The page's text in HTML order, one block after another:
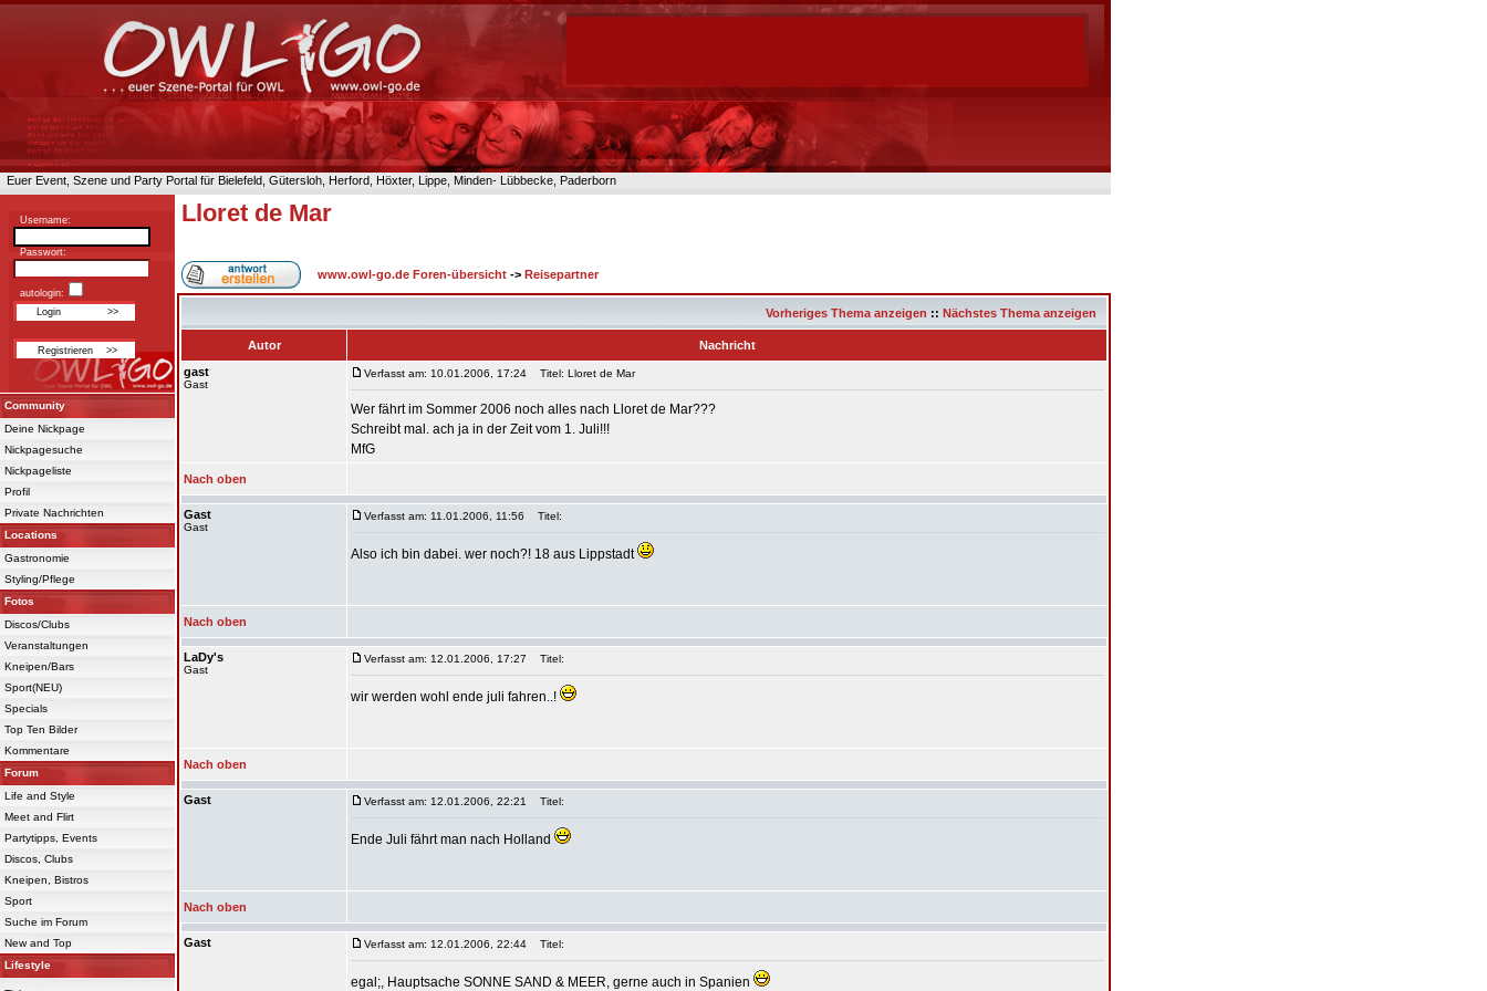
Euer Event, Szene und Party Portal für Bielefeld, Gütersloh, Herford, Höxter, Lippe, Minden- Lübbecke, Paderborn
Username:
Passwort:
autologin:
Community
Deine Nickpage
Nickpagesuche
Nickpageliste
Profil
Private Nachrichten
Locations
Gastronomie
Styling/Pflege
Fotos
Discos/Clubs
Veranstaltungen
Kneipen/Bars
Sport(NEU)
Specials
Top Ten Bilder
Kommentare
Forum
Life and Style
Meet and Flirt
Partytipps, Events
Discos, Clubs
Kneipen, Bistros
Sport
Suche im Forum
New and Top
Lifestyle
Lloret de Mar
www.owl-go.de Foren-übersicht -> Reisepartner
Vorheriges Thema anzeigen :: Nächstes Thema anzeigen
Autor
Nachricht
gast
Gast
Verfasst am: 10.01.2006, 17:24 Titel: Lloret de Mar
Wer fährt im Sommer 2006 noch alles nach Lloret de Mar???
Schreibt mal. ach ja in der Zeit vom 1. Juli!!!
MfG
Nach oben
Gast
Gast
Verfasst am: 11.01.2006, 11:56 Titel:
Also ich bin dabei. wer noch?! 18 aus Lippstadt
Nach oben
LaDy's
Gast
Verfasst am: 12.01.2006, 17:27 Titel:
wir werden wohl ende juli fahren..!
Nach oben
Gast Verfasst am: 12.01.2006, 22:21 Titel:
Ende Juli fährt man nach Holland
Nach oben
Gast Verfasst am: 12.01.2006, 22:44 Titel:
egal;, Hauptsache SONNE SAND & MEER, gerne auch in Spanien